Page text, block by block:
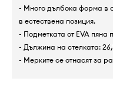
- Много дълбока форма в
в естествена позиция.
- Подметката от EVA пяна
- Дължина на стелката:
- Мерките се отнасят за